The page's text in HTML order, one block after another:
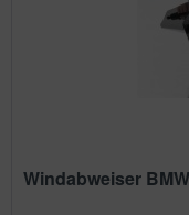
Windabweiser